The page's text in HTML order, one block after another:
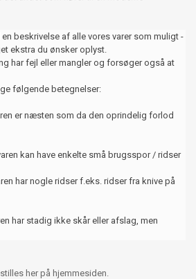
beskrivelse af alle vores varer som muligt -
ekstra du ønsker oplyst.
har fejl eller mangler og forsøger også at
følgende betegnelser:
næsten som da den oprindelig forlod
kan have enkelte små brugsspor / ridser
har nogle ridser f.eks. ridser fra knive på
stadig ikke skår eller afslag, men
her på hjemmesiden.